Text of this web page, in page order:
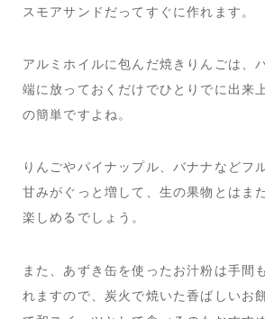
スモアサンドだってすぐに作れます。
アルミホイルに包んだ焼きりんごは、
端に放っておくだけでひとりでに出来
の簡単ですよね。
りんごやパイナップル、バナナなどフ
甘みがぐっと増して、生の果物とはま
楽しめるでしょう。
また、あずき缶を使ったお汁粉は手間
れますので、炭火で焼いた香ばしいお